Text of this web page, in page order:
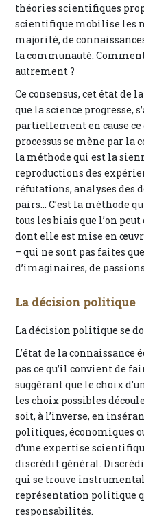
théories scientifiques
scientifique mobilise les
majorité, de
la communauté.
autrement ?
Ce consensus, cet état de
que la science progresse,
partiellement en cause
processus se mène par la
la méthode qui est la
reproductions des
réfutations, analyses des
pairs... C’est la méthode
tous les biais que l’on
dont elle est mise en
– qui ne sont pas faites
d’imaginaires, de
La décision politique
La décision politique se
L’état de la connaissance
pas ce qu’il convient de
suggérant que le choix
les choix possibles
soit, à l’inverse, en
politiques, économiques
d’une expertise
discrédit général.
qui se trouve
représentation politique
responsabilités.